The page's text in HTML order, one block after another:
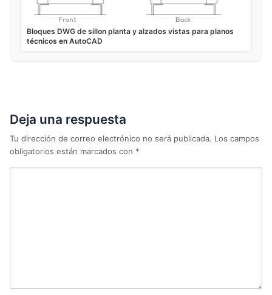
Bloques DWG de sillon planta y alzados vistas para planos
técnicos en AutoCAD
Deja una respuesta
Tu dirección de correo electrónico no será publicada. Los campos
obligatorios están marcados con *